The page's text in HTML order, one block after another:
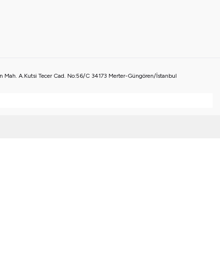
Mah. A.Kutsi Tecer Cad. No:56/C 34173 Merter-Güngören/İstanbul